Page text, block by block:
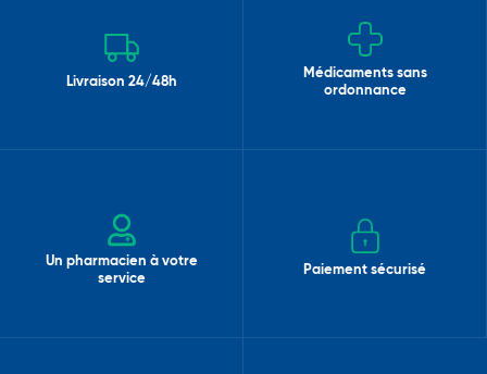
Livraison 24/48h
Médicaments sans
ordonnance
Un pharmacien à votre
service
Paiement sécurisé